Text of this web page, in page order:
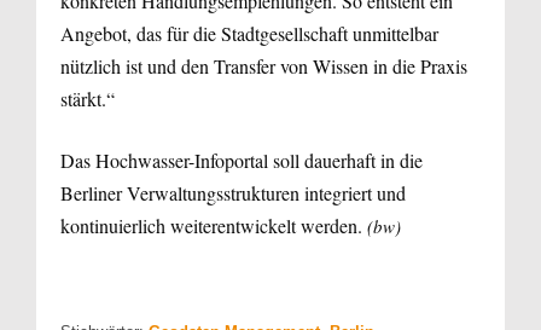
Angebot, das für die Stadtgesellschaft unmittelbar
nützlich ist und den Transfer von Wissen in die Praxis
stärkt.“
Das Hochwasser-Infoportal soll dauerhaft in die
Berliner Verwaltungsstrukturen integriert und
kontinuierlich weiterentwickelt werden. (bw)